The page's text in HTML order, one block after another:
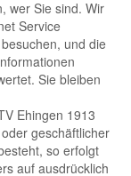
wer Sie sind. Wir
Service
und die
Sie bleiben
Ehingen 1913
geschäftlicher
so erfolgt
auf ausdrücklich